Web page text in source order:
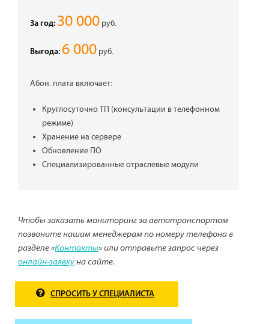
За год: 30 000 руб.
Выгода: 6 000 руб.
Абон. плата включает:
Круглосуточно ТП (консультации в телефонном
режиме)
Хранение на сервере
Обновление ПО
Специализированные отраслевые модули
Чтобы заказать мониторинг за автотранспортом
позвоните нашим менеджерам по номеру телефона в
разделе «Контакты» или отправьте запрос через
онлайн-заявку на сайте.
СПРОСИТЬ У СПЕЦИАЛИСТА